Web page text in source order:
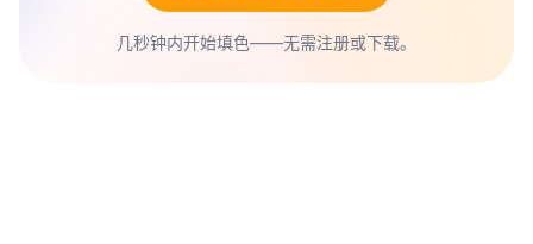
几秒钟内开始填色——无需注册或下载。